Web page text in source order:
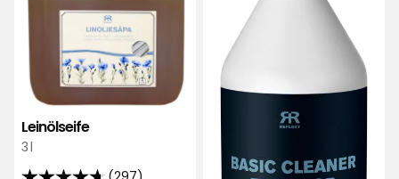
Leinölseife
3 l